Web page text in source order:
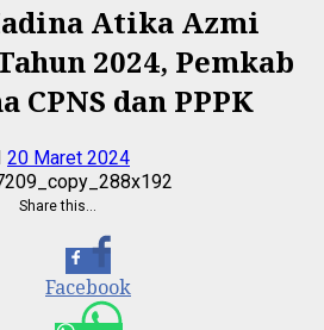
Atika Azmi
2024, Pemkab
dan PPPK
20 Maret 2024
Share this…
Facebook